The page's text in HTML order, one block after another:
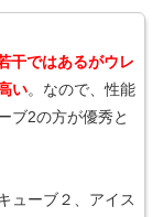
干ではあるがウレ
い。なので、性能
ブ2の方が優秀と
ューブ２、アイス